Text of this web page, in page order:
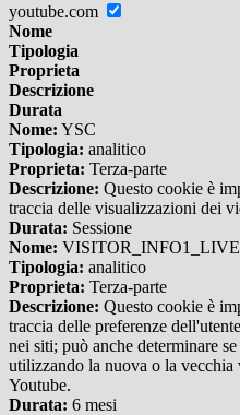
youtube.com
Nome
Tipologia
Proprieta
Descrizione
Durata
Nome: YSC
Tipologia: analitico
Proprieta: Terza-parte
Descrizione: Questo cookie è
traccia delle visualizzazioni dei
Durata: Sessione
Nome: VISITOR_INFO1_LIVE
Tipologia: analitico
Proprieta: Terza-parte
Descrizione: Questo cookie è
traccia delle preferenze
nei siti; può anche determinare
utilizzando la nuova o la
Youtube.
Durata: 6 mesi